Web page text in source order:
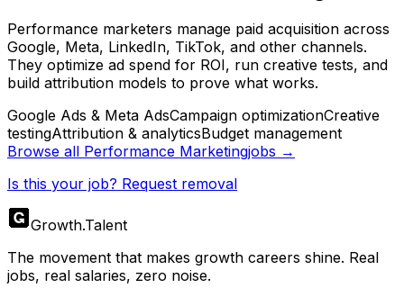
Performance marketers manage paid acquisition across
Google, Meta, LinkedIn, TikTok, and other channels.
They optimize ad spend for ROI, run creative tests, and
build attribution models to prove what works.
Google Ads & Meta AdsCampaign optimizationCreative
testingAttribution & analyticsBudget management
Browse all Performance Marketingjobs →
Is this your job? Request removal
Growth.Talent
The movement that makes growth careers shine. Real
jobs, real salaries, zero noise.